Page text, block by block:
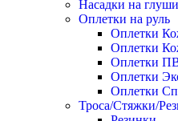
Насадки на
Оплетки на руль
Оплетки
Оплетки
Оплетки
Оплетки
Оплетки
Троса/Стяжки/